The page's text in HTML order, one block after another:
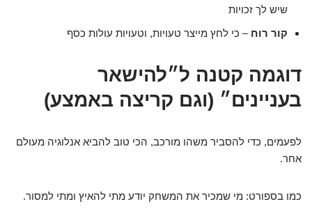
שיש לך זכויות
קור רוח – כי לחץ מייצר טעויות, וטעויות עולות כסף
דוגמה קטנה ל״להישאר
בעניינים״ (וגם קריצה באמצע)
לפעמים, כדי להסביר משהו מורכב, הכי טוב להביא אנלוגיה מעולם
אחר.
כמו בספורט: מי שמכיר את המשחק יודע מתי להאיץ ומתי למסור.